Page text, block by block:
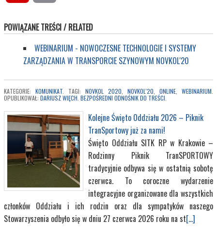
POWIĄZANE TREŚCI / RELATED
WEBINARIUM - NOWOCZESNE TECHNOLOGIE I SYSTEMY
ZARZĄDZANIA W TRANSPORCIE SZYNOWYM NOVKOL'20
KATEGORIE: KOMUNIKAT . TAGI: NOVKOL 2020 NOVKOL'20 ONLINE WEBINARIUM
OPUBLIKOWAŁ: DARIUSZ WIĘCH BEZPOŚREDNI ODNOŚNIK DO TREŚCI
Kolejne Święto Oddziału 2026 – Piknik
TranSportowy już za nami!
Święto Oddziału SITK RP w Krakowie –
Rodzinny Piknik TranSPORTOWY
tradycyjnie odbywa się w ostatnią sobotę
czerwca. To coroczne wydarzenie
integracyjne organizowane dla wszystkich
członków Oddziału i ich rodzin oraz dla sympatyków naszego
Stowarzyszenia odbyło się w dniu 27 czerwca 2026 roku na st[...]